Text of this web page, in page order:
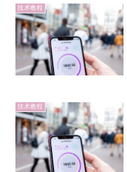
技术教程
技术教程